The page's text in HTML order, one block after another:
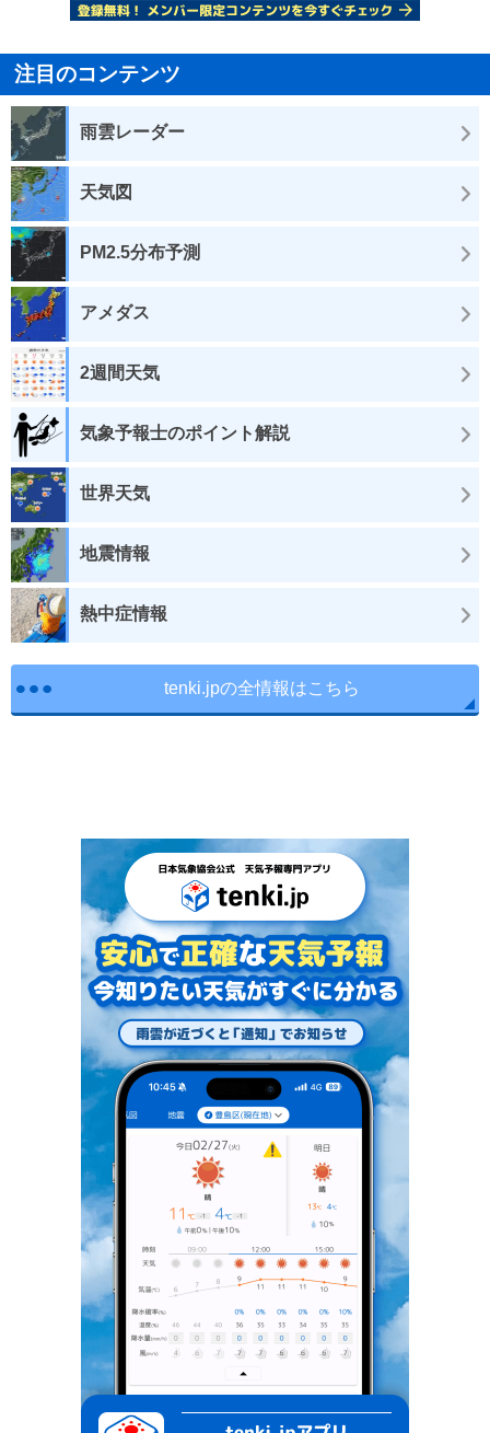
注目のコンテンツ
雨雲レーダー
天気図
PM2.5分布予測
アメダス
2週間天気
気象予報士のポイント解説
世界天気
地震情報
熱中症情報
tenki.jpの全情報はこちら